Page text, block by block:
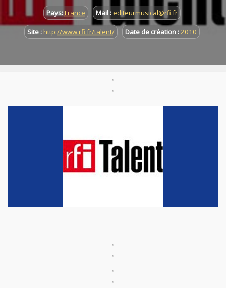
Pays:France Mail :editeurmusical@rfi.fr
Site : http://www.rfi.fr/talent/ Date de création :2010
"
"
"
"
"
"